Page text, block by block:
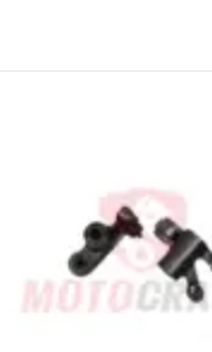
AÑADIR AL CARRITO